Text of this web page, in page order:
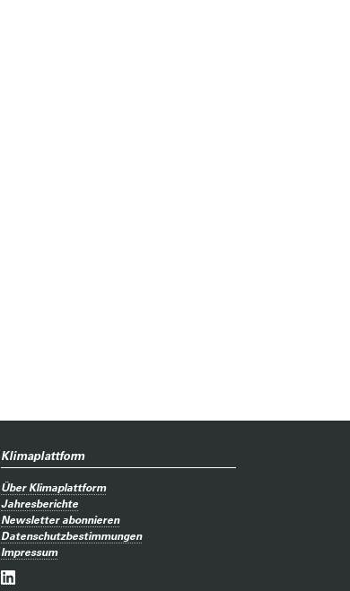
Klimaplattform
Über Klimaplattform
Jahresberichte
Newsletter abonnieren
Datenschutzbestimmungen
Impressum